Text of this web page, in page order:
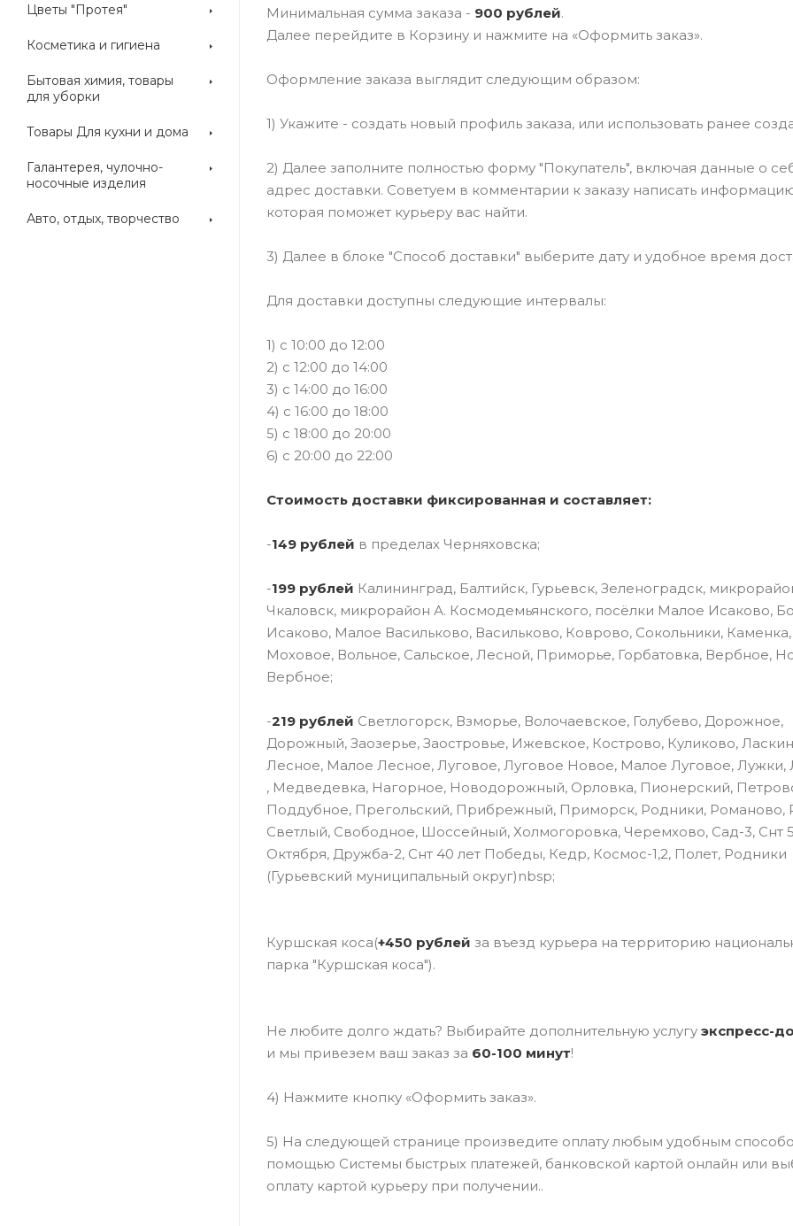
Цветы "Протея"
Косметика и гигиена
Бытовая химия, товары
для уборки
Товары Для кухни и дома
Галантерея, чулочно-
носочные изделия
Авто, отдых, творчество
Минимальная сумма заказа - 900 рублей.
Далее перейдите в Корзину и нажмите на «Оформить заказ».
Оформление заказа выглядит следующим образом:
1) Укажите - создать новый профиль заказа, или использовать ранее
2) Далее заполните полностью форму "Покупатель", включая данные о
адрес доставки. Советуем в комментарии к заказу написать
которая поможет курьеру вас найти.
3) Далее в блоке "Способ доставки" выберите дату и удобное время
Для доставки доступны следующие интервалы:
1) c 10:00 до 12:00
2) с 12:00 до 14:00
3) с 14:00 до 16:00
4) с 16:00 до 18:00
5) с 18:00 до 20:00
6) с 20:00 до 22:00
Стоимость доставки фиксированная и составляет:
-149 рублей в пределах Черняховска;
-199 рублей Калининград, Балтийск, Гурьевск, Зеленоградск,
Чкаловск, микрорайон А. Космодемьянского, посёлки Малое Исаково,
Исаково, Малое Васильково, Васильково, Коврово, Сокольники, Каменка,
Моховое, Вольное, Сальское, Лесной, Приморье, Горбатовка, Вербное,
Вербное;
-219 рублей Светлогорск, Взморье, Волочаевское, Голубево, Дорожное,
Дорожный, Заозерье, Заостровье, Ижевское, Кострово, Куликово,
Лесное, Малое Лесное, Луговое, Луговое Новое, Малое Луговое,
, Медведевка, Нагорное, Новодорожный, Орловка, Пионерский,
Поддубное, Прегольский, Прибрежный, Приморск, Родники, Романово,
Светлый, Свободное, Шоссейный, Холмогоровка, Черемхово, Сад-3, Снт
Октября, Дружба-2, Снт 40 лет Победы, Кедр, Космос-1,2, Полет, Родники
(Гурьевский муниципальный округ)nbsp;
Куршская коса(+450 рублей за въезд курьера на территорию
парка "Куршская коса").
Не любите долго ждать? Выбирайте дополнительную услугу экспресс-
и мы привезем ваш заказ за 60-100 минут!
4) Нажмите кнопку «Оформить заказ».
5) На следующей странице произведите оплату любым удобным
помощью Системы быстрых платежей, банковской картой онлайн или
оплату картой курьеру при получении..